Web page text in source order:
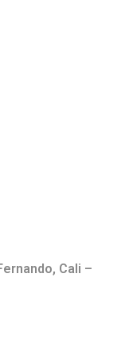
Cali –